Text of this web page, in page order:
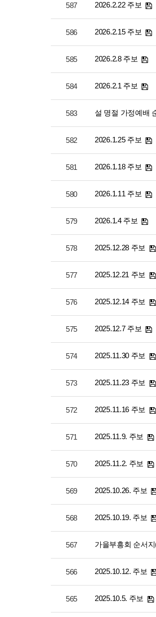
587 2026.2.22 주보
586 2026.2.15 주보
585 2026.2.8 주보
584 2026.2.1 주보
583 설 명절 가정예배
582 2026.1.25 주보
581 2026.1.18 주보
580 2026.1.11 주보
579 2026.1.4 주보
578 2025.12.28 주보
577 2025.12.21 주보
576 2025.12.14 주보
575 2025.12.7 주보
574 2025.11.30 주보
573 2025.11.23 주보
572 2025.11.16 주보
571 2025.11.9. 주보
570 2025.11.2. 주보
569 2025.10.26. 주보
568 2025.10.19. 주보
567 가을부흥회 순서
566 2025.10.12. 주보
565 2025.10.5. 주보